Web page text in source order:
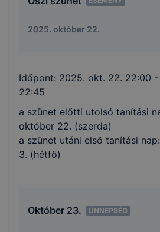
2025. október 22.
Időpont: 2025. okt. 22. 22:00 -
22:45
a szünet előtti utolsó tanítási
október 22. (szerda)
a szünet utáni első tanítási
3. (hétfő)
Október 23. ÜNNEPSÉG